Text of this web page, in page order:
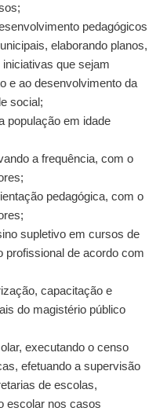
pedagógicos
elaborando planos,
que sejam
e ao desenvolvimento da
social;
população em idade
a frequência, com o
pedagógica, com o
supletivo em cursos de
profissional de acordo com
capacitação e
do magistério público
executando o censo
efetuando a supervisão
de escolas,
escolar nos casos